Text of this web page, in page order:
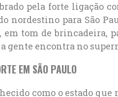
pela forte ligação
nordestino para São
em tom de brincadeira,
gente encontra no
EM SÃO PAULO
como o estado que